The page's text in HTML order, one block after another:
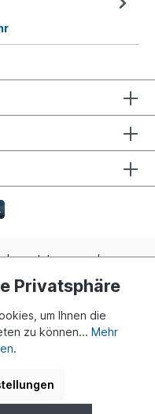
zzgl.
Initiative von Dr. Klaus
Privatsphäre
um Ihnen die
zu können... Mehr
.